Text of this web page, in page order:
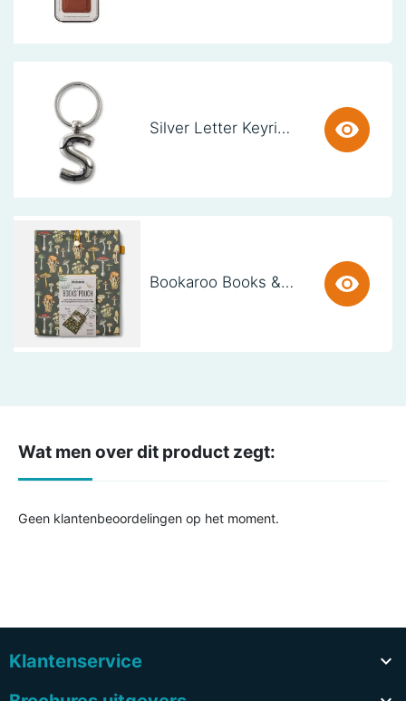
Silver Letter Keyring - S (set van 3)
Bookaroo Books & Stuff Pouch - Botanical
Wat men over dit product zegt:
Geen klantenbeoordelingen op het moment.
Klantenservice
